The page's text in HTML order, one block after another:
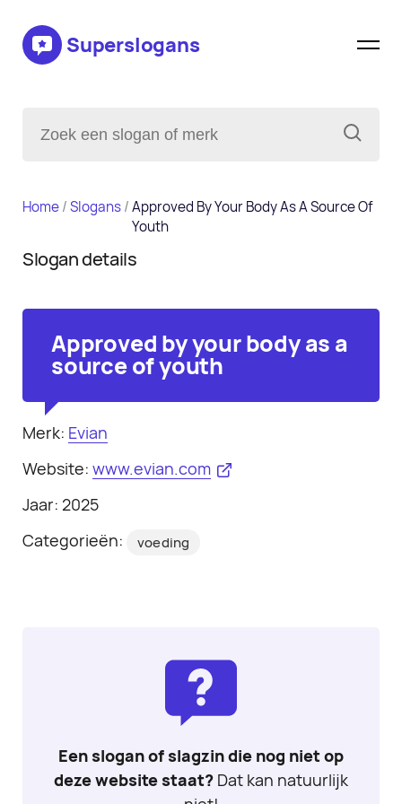
Superslogans
Home/Slogans/Approved By Your Body As A Source Of
Youth
Slogan details
Approved by your body as a
source of youth
Merk: Evian
Website: www.evian.com
Jaar: 2025
Categorieën:
voeding
Een slogan of slagzin die nog niet op
deze website staat? Dat kan natuurlijk